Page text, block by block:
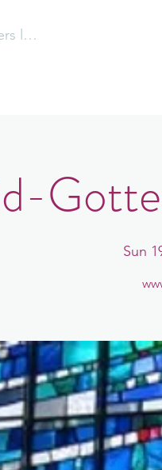
login
Sun